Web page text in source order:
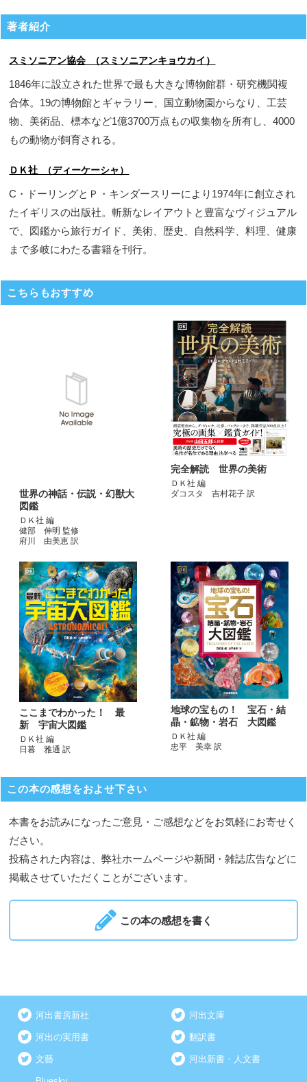
著者紹介
スミソニアン協会 （スミソニアンキョウカイ）
1846年に設立された世界で最も大きな博物館群・研究機関複
合体。19の博物館とギャラリー、国立動物園からなり、工芸
物、美術品、標本など1億3700万点もの収集物を所有し、4000
もの動物が飼育される。
ＤＫ社 （ディーケーシャ）
C・ドーリングとＰ・キンダースリーにより1974年に創立され
たイギリスの出版社。斬新なレイアウトと豊富なヴィジュアル
で、図鑑から旅行ガイド、美術、歴史、自然科学、料理、健康
まで多岐にわたる書籍を刊行。
こちらもおすすめ
世界の神話・伝説・幻獣大
図鑑
ＤＫ社 編
健部 伸明 監修
府川 由美恵 訳
完全解読 世界の美術
ＤＫ社 編
ダコスタ 吉村花子 訳
ここまでわかった！ 最
新 宇宙大図鑑
ＤＫ社 編
日暮 雅通 訳
地球の宝もの！ 宝石・結
晶・鉱物・岩石 大図鑑
ＤＫ社 編
忠平 美幸 訳
この本の感想をおよせ下さい
本書をお読みになったご意見・ご感想などをお気軽にお寄せく
ださい。
投稿された内容は、弊社ホームページや新聞・雑誌広告などに
掲載させていただくことがございます。
この本の感想を書く
河出書房新社 河出文庫
河出の実用書 翻訳書
文藝 河出新書・人文書